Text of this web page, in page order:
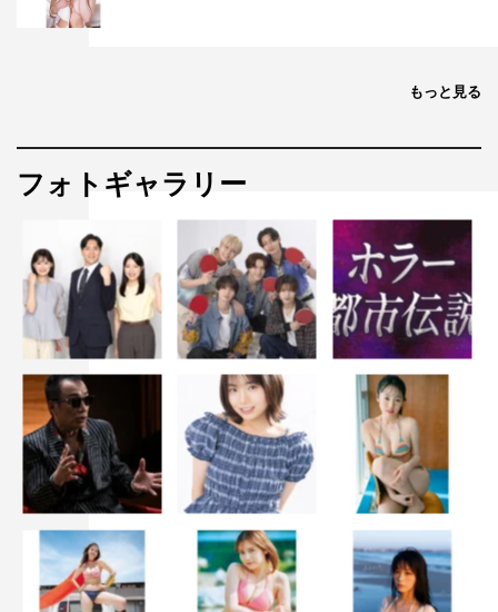
もっと見る
フォトギャラリー